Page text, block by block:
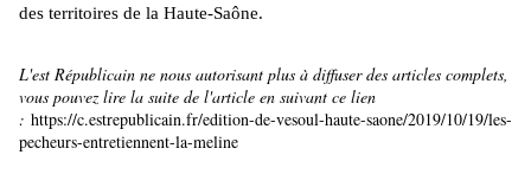
des territoires de la Haute-Saône.
L'est Républicain ne nous autorisant plus à diffuser des articles complets,
vous pouvez lire la suite de l'article en suivant ce lien
: https://c.estrepublicain.fr/edition-de-vesoul-haute-saone/2019/10/19/les-
pecheurs-entretiennent-la-meline